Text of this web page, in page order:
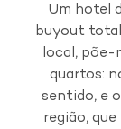
Um hotel
buyout total
local, põe-
quartos:
sentido, e
região,